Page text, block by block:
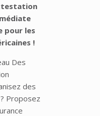
pour les
!
Des
des
Proposez